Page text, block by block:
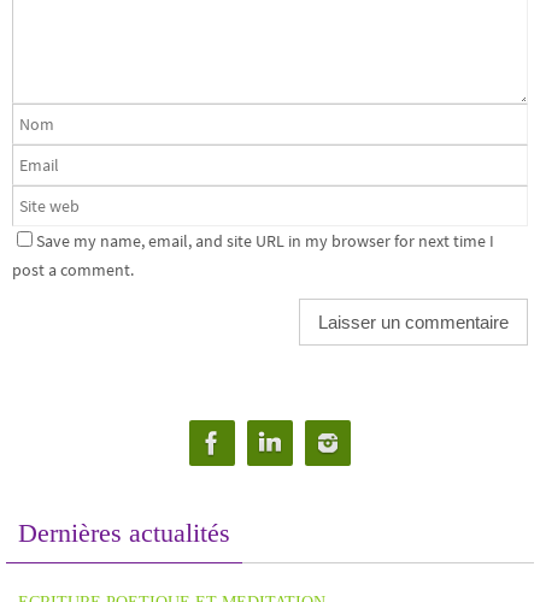
Save my name, email, and site URL in my browser for next time I
post a comment.
Dernières actualités